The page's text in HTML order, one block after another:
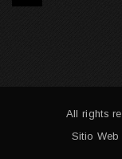
All rights
Sitio